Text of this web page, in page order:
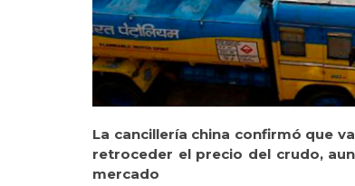
La cancillería china confirmó que
retroceder el precio del crudo,
mercado